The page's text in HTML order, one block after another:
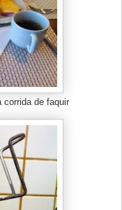
corrida de faquir